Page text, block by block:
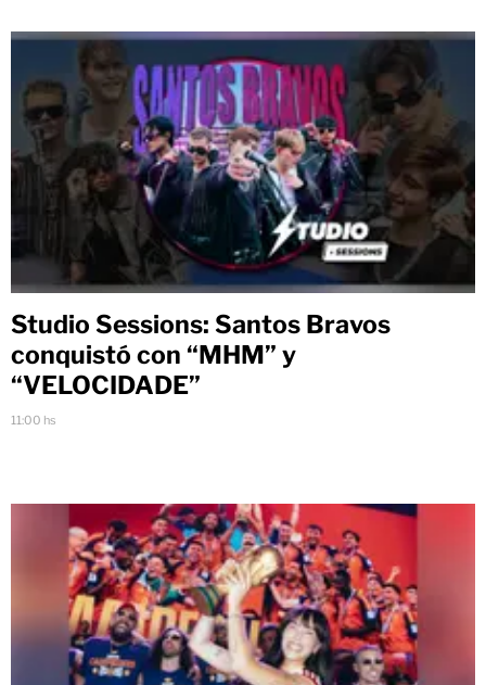
Studio Sessions: Santos Bravos
conquistó con “MHM” y
“VELOCIDADE”
11:00 hs